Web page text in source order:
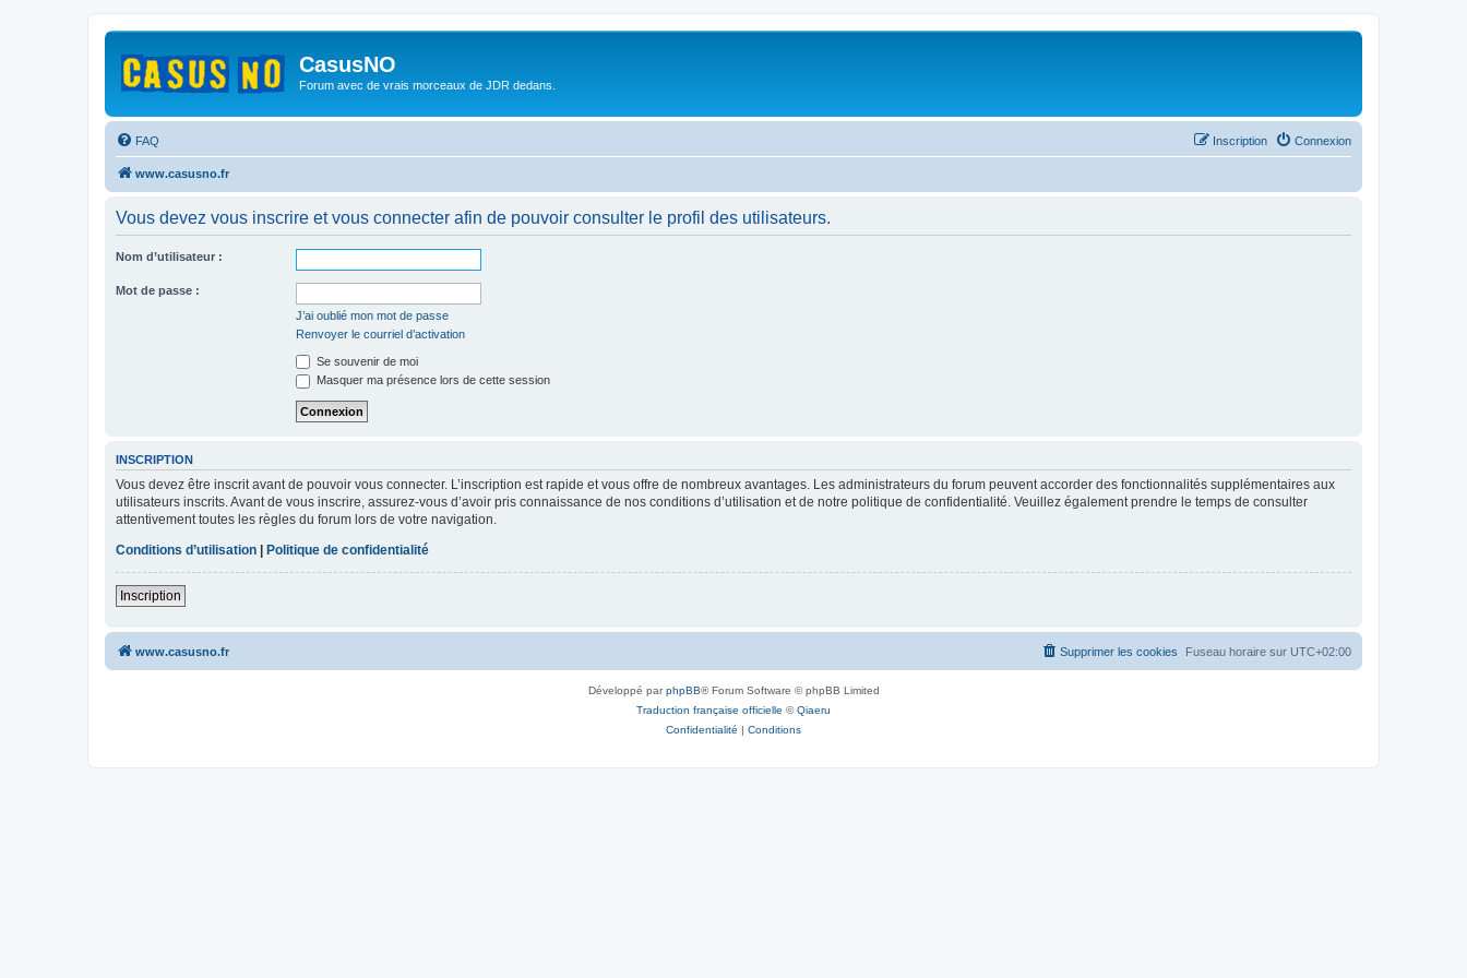
CasusNO
Forum avec de vrais morceaux de JDR dedans.
FAQ Connexion
Inscription
www.casusno.fr
Vous devez vous inscrire et vous connecter afin de pouvoir consulter le profil des utilisateurs.
Nom d’utilisateur :
Mot de passe :
J’ai oublié mon mot de passe
Renvoyer le courriel d’activation
Se souvenir de moi
Masquer ma présence lors de cette session
INSCRIPTION
Vous devez être inscrit avant de pouvoir vous connecter. L’inscription est rapide et vous offre de nombreux avantages. Les administrateurs du forum peuvent accorder des fonctionnalités supplémentaires aux
utilisateurs inscrits. Avant de vous inscrire, assurez-vous d’avoir pris connaissance de nos conditions d’utilisation et de notre politique de confidentialité. Veuillez également prendre le temps de consulter
attentivement toutes les règles du forum lors de votre navigation.
Conditions d’utilisation
Politique de confidentialité
Inscription
www.casusno.fr Fuseau horaire sur UTC+02:00
Supprimer les cookies
Développé parphpBB® Forum Software © phpBB Limited
Traduction française officielle ©Qiaeru
Confidentialité | Conditions